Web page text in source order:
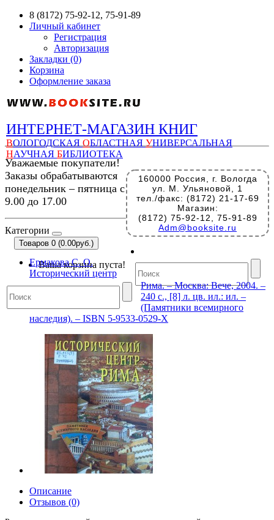
8 (8172) 75-92-12, 75-91-89
Личный кабинет
Регистрация
Авторизация
Закладки (0)
Корзина
Оформление заказа
ИНТЕРНЕТ-МАГАЗИН КНИГ
ВОЛОГОДСКАЯ ОБЛАСТНАЯ УНИВЕРСАЛЬНАЯ
НАУЧНАЯ БИБЛИОТЕКА
160000 Россия, г. Вологда
ул. М. Ульяновой, 1
тел./факс: (8172) 21-17-69
Магазин:
(8172) 75-92-12, 75-91-89
Adm@booksite.ru
Уважаемые покупатели!
Заказы обрабатываются
понедельник – пятница с
9.00 до 17.00
Категории
Товаров 0 (0.00руб.)
Ваша корзина пуста!
Ермакова С. О.
Исторический центр
Рима. – Москва: Вече, 2004. –
240 с., [8] л. цв. ил.: ил. –
(Памятники всемирного
наследия). – ISBN 5-9533-0529-X
Описание
Отзывов (0)